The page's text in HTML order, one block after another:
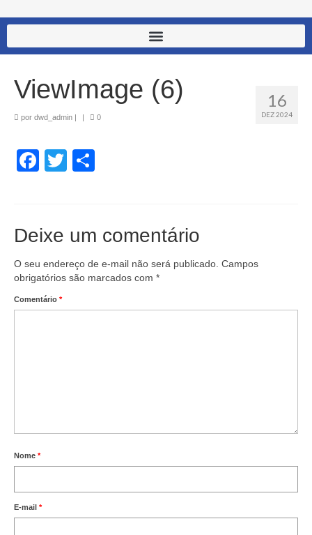
16
DEZ 2024
ViewImage (6)
por dwd_admin 0
Facebook
Twitter
Deixe um comentário
O seu endereço de e-mail não será publicado. Campos
obrigatórios são marcados com *
Comentário *
Nome *
E-mail *